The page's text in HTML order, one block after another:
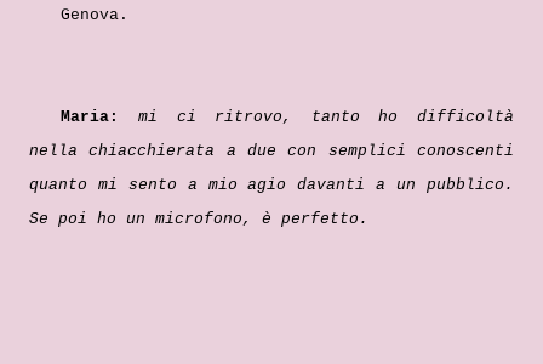
Genova.
Maria:
mi ci ritrovo, tanto ho difficoltà
nella chiacchierata a due con semplici conoscenti
quanto mi sento a mio agio davanti a un pubblico.
Se poi ho un microfono, è perfetto.